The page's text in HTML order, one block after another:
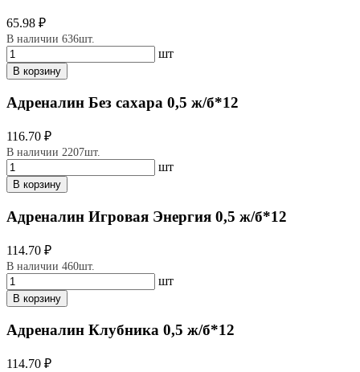
65.98 ₽
В наличии 636шт.
шт
В корзину
Адреналин Без сахара 0,5 ж/б*12
116.70 ₽
В наличии 2207шт.
шт
В корзину
Адреналин Игровая Энергия 0,5 ж/б*12
114.70 ₽
В наличии 460шт.
шт
В корзину
Адреналин Клубника 0,5 ж/б*12
114.70 ₽